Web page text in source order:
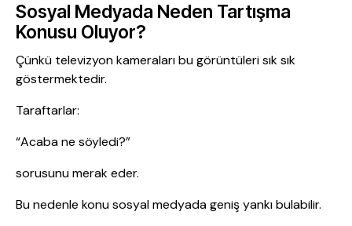
Sosyal Medyada Neden Tartışma
Konusu Oluyor?
Çünkü televizyon kameraları bu görüntüleri sık sık
göstermektedir.
Taraftarlar:
“Acaba ne söyledi?”
sorusunu merak eder.
Bu nedenle konu sosyal medyada geniş yankı bulabilir.